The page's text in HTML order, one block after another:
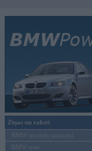
Ziņas un raksti
BMW modeļu jaunumi
BMW testi